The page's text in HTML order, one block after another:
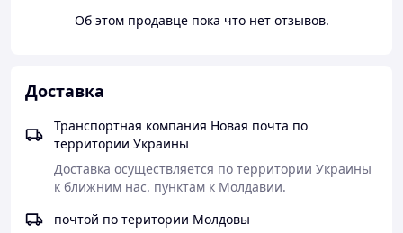
Об этом продавце пока что нет отзывов.
Доставка
Транспортная компания Новая почта по
территории Украины
Доставка осуществляется по территории Украины
к ближним нас. пунктам к Молдавии.
почтой по територии Молдовы